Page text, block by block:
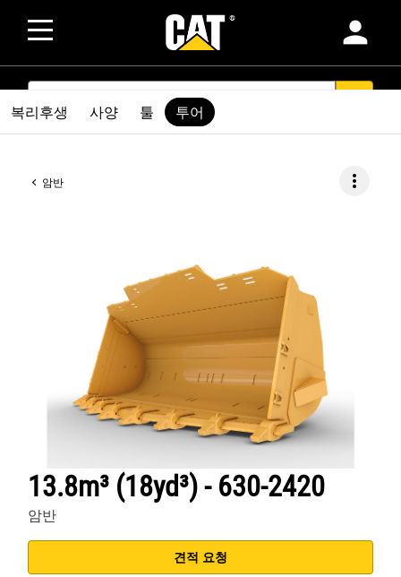
person
SEARCH
암반 more_vert
13.8m³ (18yd³) - 630-2420
암반
견적 요청
복리후생 사양 툴 투어